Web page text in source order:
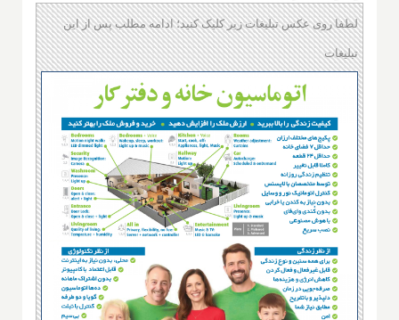
لطفا روی عکس تبلیغات زیر کلیک کنید؛ ادامه مطلب پس از این
تبلیغات